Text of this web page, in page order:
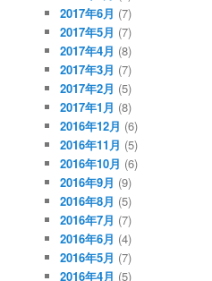
2017年6月 (7)
2017年5月 (7)
2017年4月 (8)
2017年3月 (7)
2017年2月 (5)
2017年1月 (8)
2016年12月 (6)
2016年11月 (5)
2016年10月 (6)
2016年9月 (9)
2016年8月 (5)
2016年7月 (7)
2016年6月 (4)
2016年5月 (7)
2016年4月 (5)